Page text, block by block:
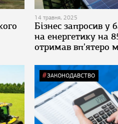
14 травня, 2025
Бізнес запросив у
на енергетику на
отримав вп'ятеро
ЗАКОНОДАВСТВО